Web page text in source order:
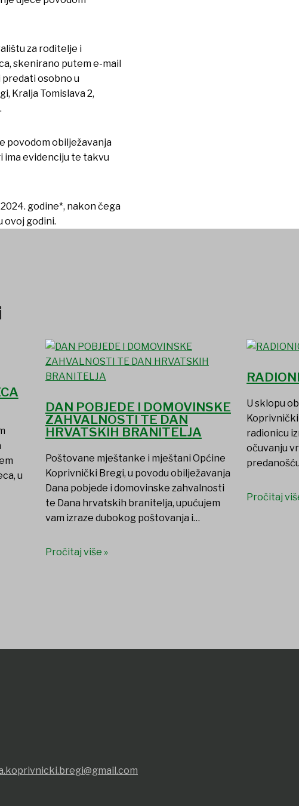
za roditelje i
skenirano putem e-mail
osobno u
Kralja Tomislava 2,
povodom obilježavanja
ima evidenciju te takvu
godine*, nakon čega
ovoj godini.
u
DAN POBJEDE I DOMOVINSKE
ZAHVALNOSTI TE DAN
HRVATSKIH BRANITELJA
Poštovane mještanke i mještani Općine
Koprivnički Bregi, u povodu obilježavanja
Dana pobjede i domovinske zahvalnosti
te Dana hrvatskih branitelja, upućujem
vam izraze dubokog poštovanja i…
Pročitaj više »
U sklopu
radionicu
očuvanju
Pročitaj